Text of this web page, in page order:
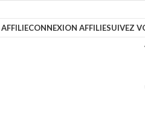
CONNEXION AFFILIESUIVEZ